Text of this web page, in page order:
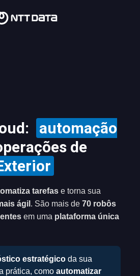
automação
de
tarefase torna sua
ágil . São mais de 70 robôs
em uma plataforma única
estratégicoda sua
prática, como automatizar